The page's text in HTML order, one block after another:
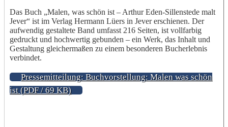
Das Buch „Malen, was schön ist – Arthur Eden-Sillenstede malt
Jever“ ist im Verlag Hermann Lüers in Jever erschienen. Der
aufwendig gestaltete Band umfasst 216 Seiten, ist vollfarbig
gedruckt und hochwertig gebunden – ein Werk, das Inhalt und
Gestaltung gleichermaßen zu einem besonderen Bucherlebnis
verbindet.
Pressemitteilung: Buchvorstellung: Malen was schön
ist (PDF / 69 KB)